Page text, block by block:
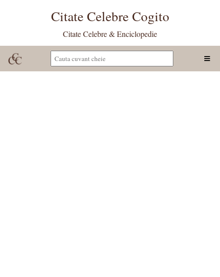
Citate Celebre Cogito
Citate Celebre & Enciclopedie